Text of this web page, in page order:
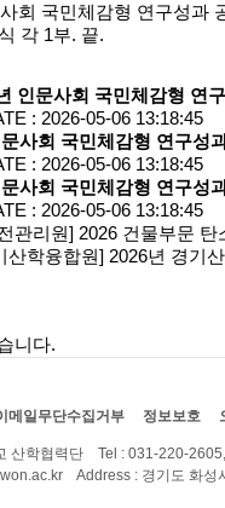
회 국민체감형 연구성과
각 1부. 끝.
인문사회 국민체감형 연
: 2026-05-06 13:18:45
사회 국민체감형 연구성
: 2026-05-06 13:18:45
사회 국민체감형 연구성
: 2026-05-06 13:18:45
관리원] 2026 건물부문
산학융합원] 2026년 경기
니다.
메일무단수집거부 정보보호
산학협력단 Tel : 031-220-
Address : 경기도 화성